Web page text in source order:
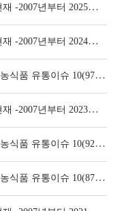
‘농식품 유통이슈 10’ 과거와 현재 -2007년부터 2025년까지(1024호)
‘농식품 유통이슈 10’ 과거와 현재 -2007년부터 2024년까지(970호)
e신유통 독자가 선정한 2024년 농식품 유통이슈 10(970호)
‘농식품 유통이슈 10’ 과거와 현재 -2007년부터 2023년까지(924호)
e신유통 독자가 선정한 2023년 농식품 유통이슈 10(924호)
e신유통 독자가 선정한 2022년 농식품 유통이슈 10(874호)